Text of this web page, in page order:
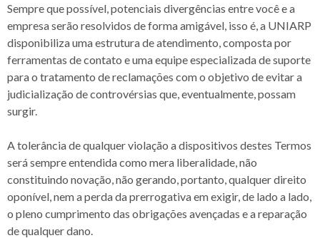
Sempre que possível, potenciais divergências entre você e a
empresa serão resolvidos de forma amigável, isso é, a UNIARP
disponibiliza uma estrutura de atendimento, composta por
ferramentas de contato e uma equipe especializada de suporte
para o tratamento de reclamações com o objetivo de evitar a
judicialização de controvérsias que, eventualmente, possam
surgir.
A tolerância de qualquer violação a dispositivos destes Termos
será sempre entendida como mera liberalidade, não
constituindo novação, não gerando, portanto, qualquer direito
oponível, nem a perda da prerrogativa em exigir, de lado a lado,
o pleno cumprimento das obrigações avençadas e a reparação
de qualquer dano.